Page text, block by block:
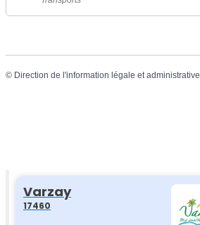
© Direction de l'information légale et administrative